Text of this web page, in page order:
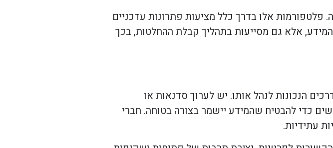
אלו בדרך כלל מציעות פתרונות עדכניים
המידע, אלא גם מסייעות בתהליך קבלת ההחלטות, בכך
הנכונות לנהל אותו. יש לערוך סדנאות או
כדי להבטיח שהמידע יישמר בצורה בטוחה. חברי
עתידיות.